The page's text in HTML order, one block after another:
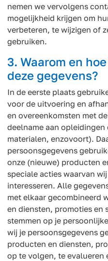
nemen we vervolgens
mogelijkheid krijgen om
verbeteren, te wijzigen of
gebruiken.
3. Waarom en
deze gegevens?
In de eerste plaats
voor de uitvoering en
en overeenkomsten met
deelname aan
materialen, enzovoort).
persoonsgegevens
onze (nieuwe) producten
speciale acties waarvan
interesseren. Alle
met elkaar gecombineerd
en diensten, promoties en
stemmen op je
wij je persoonsgegevens
producten en diensten,
op te volgen, te evalueren